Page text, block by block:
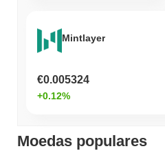
Mintlayer
€0.005324
+0.12%
Moedas populares